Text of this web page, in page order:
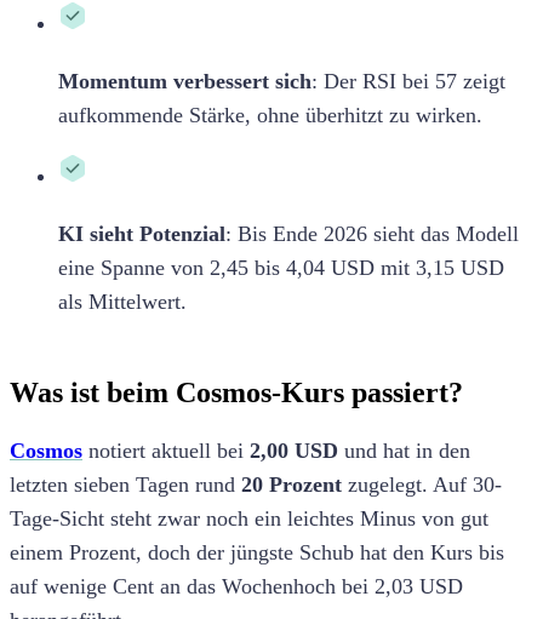
Momentum verbessert sich: Der RSI bei 57 zeigt
aufkommende Stärke, ohne überhitzt zu wirken.
KI sieht Potenzial: Bis Ende 2026 sieht das Modell
eine Spanne von 2,45 bis 4,04 USD mit 3,15 USD
als Mittelwert.
Was ist beim Cosmos-Kurs passiert?
Cosmos notiert aktuell bei 2,00 USD und hat in den
letzten sieben Tagen rund 20 Prozent zugelegt. Auf 30-
Tage-Sicht steht zwar noch ein leichtes Minus von gut
einem Prozent, doch der jüngste Schub hat den Kurs bis
auf wenige Cent an das Wochenhoch bei 2,03 USD